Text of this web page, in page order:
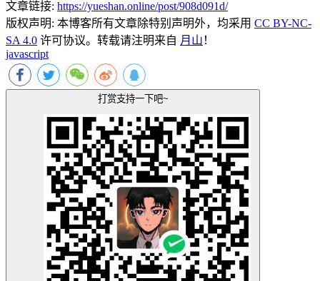
文章链接: https://yueshan.online/post/908d091d/
版权声明: 本博客所有文章除特别声明外，均采用 CC BY-NC-
SA 4.0 许可协议。转载请注明来自 月山 ！
javascript
打赏支持一下吧~